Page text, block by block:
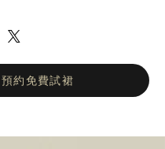
師。她於 2004 年在美國南加
紗系列，並自此成為婚紗界的
娘與新郎，展現出令人讚嘆的
預約免費試裙